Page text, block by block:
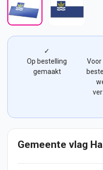
✓
Op bestelling
gemaakt
Voor
Gemeente vlag